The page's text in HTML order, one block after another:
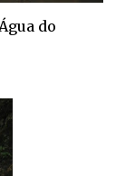
do